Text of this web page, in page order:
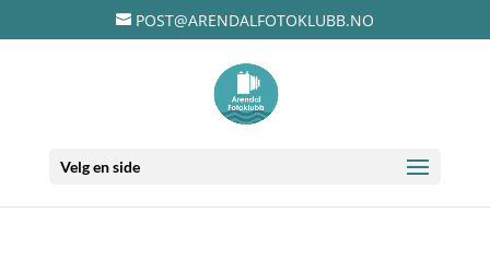
POST@ARENDALFOTOKLUBB.NO
Velg en side